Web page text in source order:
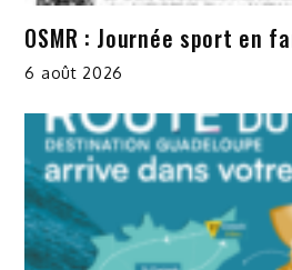
OSMR : Journée sport en
6 août 2026